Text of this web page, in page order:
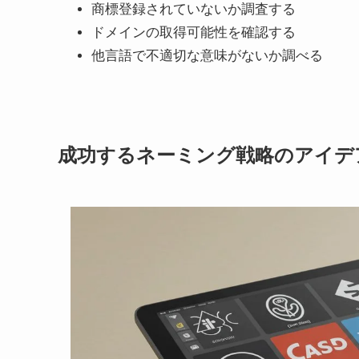
商標登録されていないか調査する
ドメインの取得可能性を確認する
他言語で不適切な意味がないか調べる
成功するネーミング戦略のアイデ